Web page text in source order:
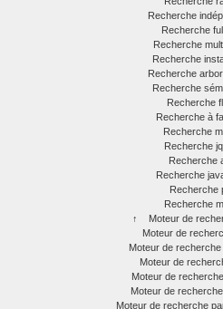
Recherche
Recherche
Recherche
Recherche
Recherche
Recherche
Recherche
Recherche à
Recherche
Recherche
Recherche
Recherche
Recherche
Recherche
↑
Moteur de
Moteur de
Moteur de
Moteur de
Moteur de
Moteur de
Moteur de recherche